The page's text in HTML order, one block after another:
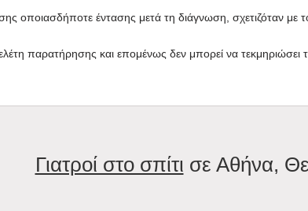
οποιασδήποτε έντασης μετά τη διάγνωση, σχετιζόταν με
παρατήρησης και επομένως δεν μπορεί να τεκμηριώσει
Γιατροί στο σπίτι σε Αθήνα,